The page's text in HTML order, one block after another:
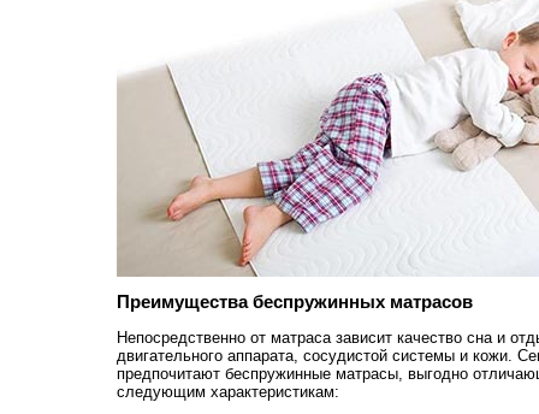
Преимущества беспружинных матрасов
Непосредственно от матраса зависит качество сна и
двигательного аппарата, сосудистой системы и кожи.
предпочитают беспружинные матрасы, выгодно
следующим характеристикам: